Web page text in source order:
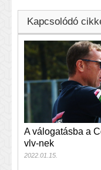
Kapcsolódó
A válogatásba a
vlv-nek
2022.01.15.